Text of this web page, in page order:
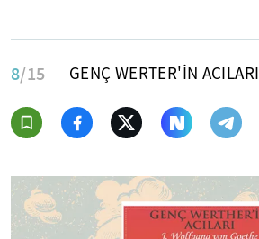
8/15 GENÇ WERTER'İN ACILARI